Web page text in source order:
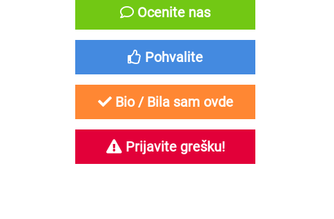
Ocenite nas
Pohvalite
Bio / Bila sam ovde
Prijavite grešku!